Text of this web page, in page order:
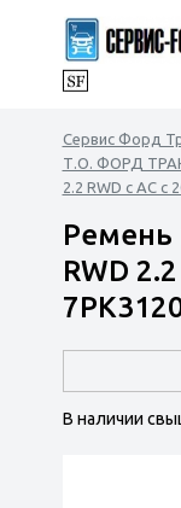
Сервис Форд
Т.О. ФОРД
2.2 RWD с AC c
Ремень
RWD
В наличии